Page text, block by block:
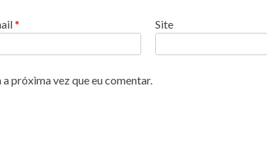
* Site
próxima vez que eu comentar.